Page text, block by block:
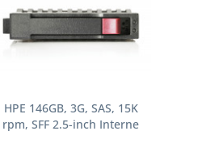
HPE 146GB, 3G, SAS, 15K
rpm, SFF 2.5-inch Interne